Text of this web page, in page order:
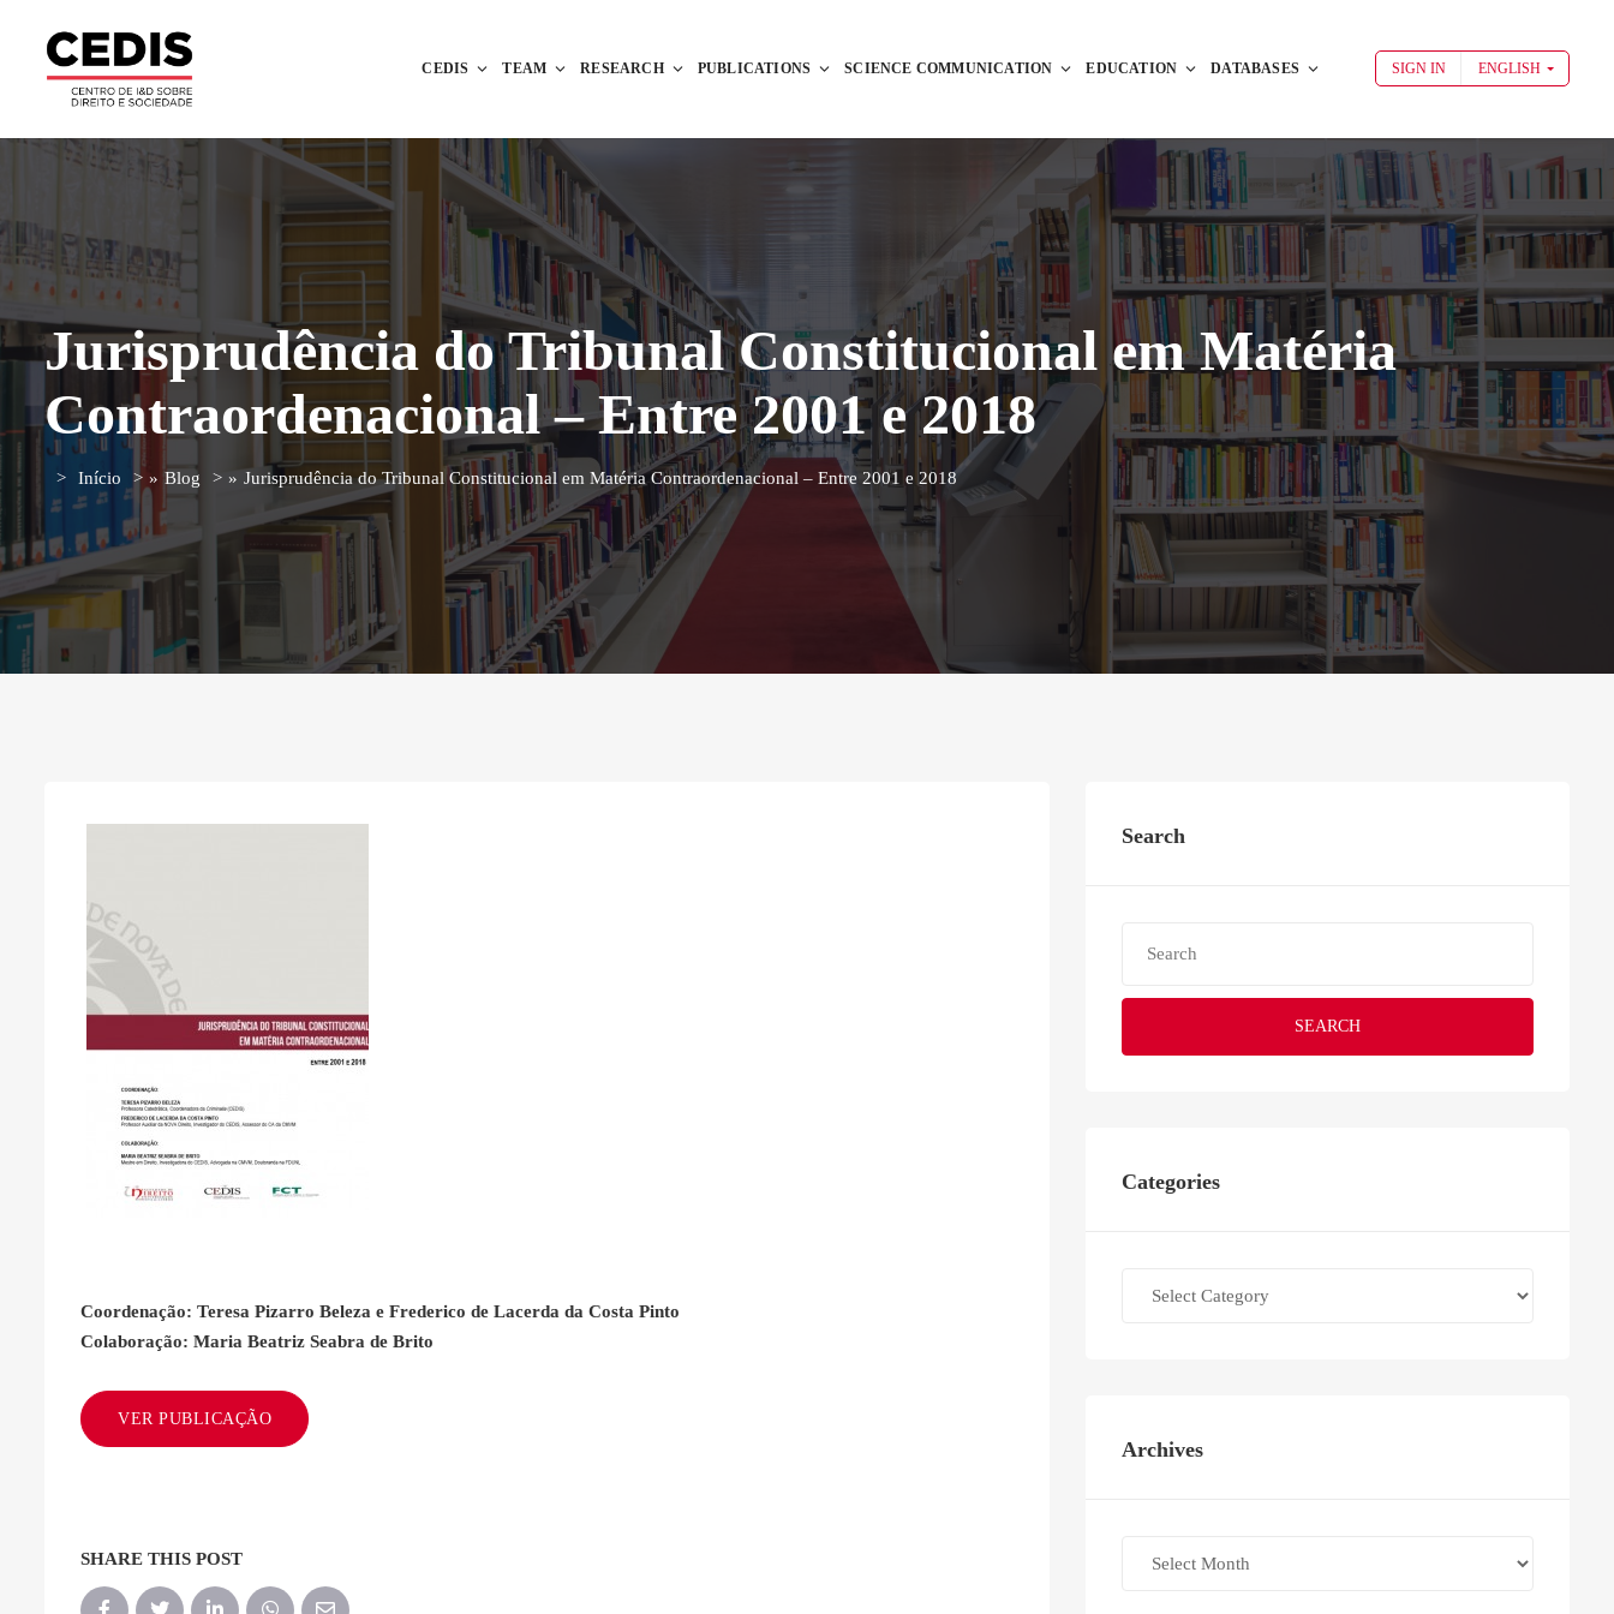
CEDIS TEAM RESEARCH PUBLICATIONS SCIENCE COMMUNICATION EDUCATION DATABASES SIGN IN ENGLISH
Jurisprudência do Tribunal Constitucional em Matéria
Contraordenacional – Entre 2001 e 2018
Início » Blog » Jurisprudência do Tribunal Constitucional em Matéria Contraordenacional – Entre 2001 e 2018
Coordenação: Teresa Pizarro Beleza e Frederico de Lacerda da Costa Pinto
Colaboração: Maria Beatriz Seabra de Brito
VER PUBLICAÇÃO
SHARE THIS POST
Search
SEARCH
Categories
Archives